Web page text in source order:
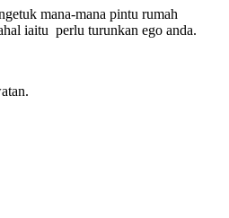
mana-mana pintu rumah
iaitu perlu turunkan ego anda.